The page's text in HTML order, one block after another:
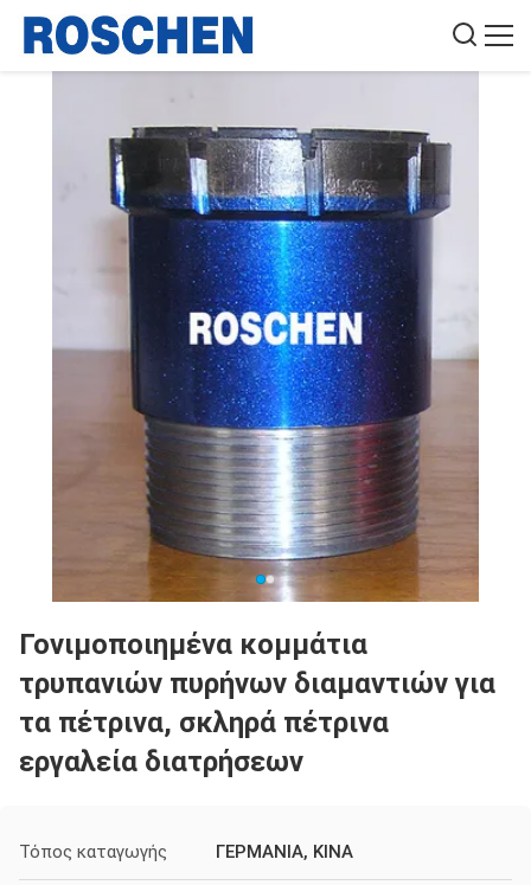
Γονιμοποιημένα κομμάτια
τρυπανιών πυρήνων διαμαντιών για
τα πέτρινα, σκληρά πέτρινα
εργαλεία διατρήσεων
Τόπος καταγωγής ΓΕΡΜΑΝΙΑ, ΚΙΝΑ